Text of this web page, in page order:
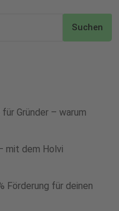
Suchen
Gründer – warum
mit dem Holvi
Förderung für deinen